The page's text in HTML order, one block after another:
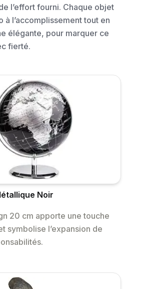
l’effort fourni. Chaque objet
à l’accomplissement tout en
élégante, pour marquer ce
fierté.
Noir
20 cm apporte une touche
symbolise l’expansion de